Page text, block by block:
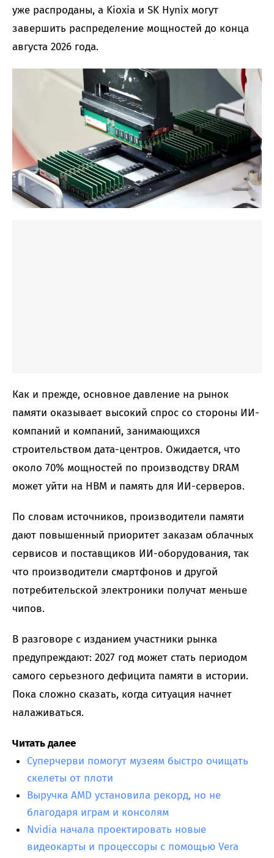
уже распроданы, а Kioxia и SK Hynix могут
завершить распределение мощностей до конца
августа 2026 года.
Как и прежде, основное давление на рынок
памяти оказывает высокий спрос со стороны ИИ-
компаний и компаний, занимающихся
строительством дата-центров. Ожидается, что
около 70% мощностей по производству DRAM
может уйти на HBM и память для ИИ-серверов.
По словам источников, производители памяти
дают повышенный приоритет заказам облачных
сервисов и поставщиков ИИ-оборудования, так
что производители смартфонов и другой
потребительской электроники получат меньше
чипов.
В разговоре с изданием участники рынка
предупреждают: 2027 год может стать периодом
самого серьезного дефицита памяти в истории.
Пока сложно сказать, когда ситуация начнет
налаживаться.
Читать далее
Суперчерви помогут музеям быстро очищать
скелеты от плоти
Выручка AMD установила рекорд, но не
благодаря играм и консолям
Nvidia начала проектировать новые
видеокарты и процессоры с помощью Vera